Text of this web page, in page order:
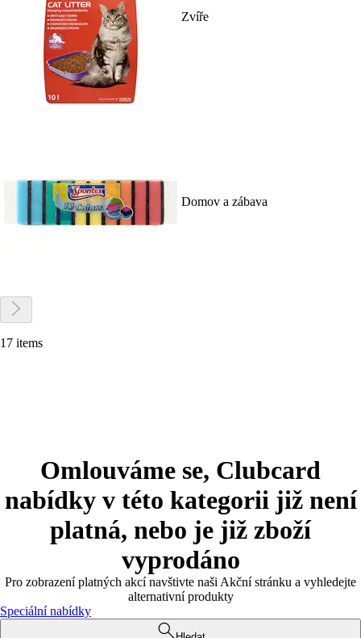
Zvíře
Domov a zábava
17 items
Omlouváme se, Clubcard
nabídky v této kategorii již není
platná, nebo je již zboží
vyprodáno
Pro zobrazení platných akcí navštivte naši Akční stránku a vyhledejte
alternativní produkty
Speciální nabídky